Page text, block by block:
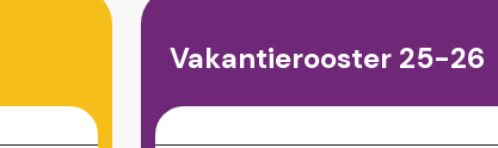
Vakantierooster 25-26